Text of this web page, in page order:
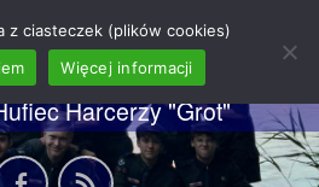
im. gen.
Sosabowskiego
Harcerzy "Grot"
z ciasteczek (plików cookies)
Więcej informacji